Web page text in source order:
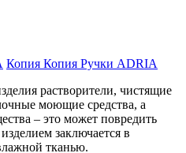
Копия Копия Ручки ADRIA
растворители, чистящие
моющие средства, а
– это может повредить
заключается в
тканью.